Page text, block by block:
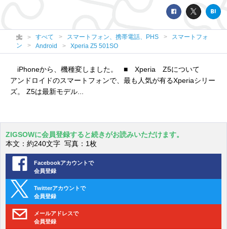
すべて スマートフォン、携帯電話、PHS
スマートフォ
ン
Android Xperia Z5 501SO
iPhoneから、機種変しました。 ■ Xperia Z5について
アンドロイドのスマートフォンで、最も人気が有るXperiaシリー
ズ。 Z5は最新モデル...
ZIGSOWに会員登録すると続きがお読みいただけます。
本文：約240文字 写真：1枚
Facebookアカウントで
会員登録
Twitterアカウントで
会員登録
メールアドレスで
会員登録